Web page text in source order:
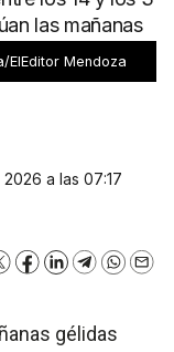
las mañanas
ElEditor Mendoza
a las 07:17
Facebook
LinkedInTelegram
gélidas